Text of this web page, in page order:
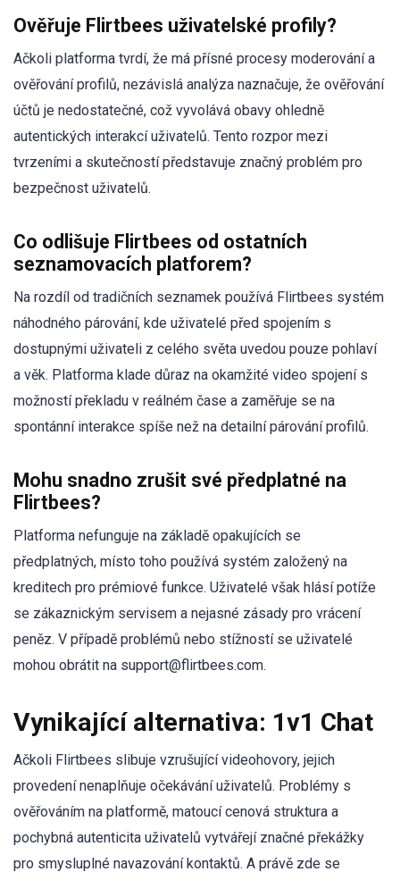
Ověřuje Flirtbees uživatelské profily?
Ačkoli platforma tvrdí, že má přísné procesy moderování a
ověřování profilů, nezávislá analýza naznačuje, že ověřování
účtů je nedostatečné, což vyvolává obavy ohledně
autentických interakcí uživatelů. Tento rozpor mezi
tvrzeními a skutečností představuje značný problém pro
bezpečnost uživatelů.
Co odlišuje Flirtbees od ostatních
seznamovacích platforem?
Na rozdíl od tradičních seznamek používá Flirtbees systém
náhodného párování, kde uživatelé před spojením s
dostupnými uživateli z celého světa uvedou pouze pohlaví
a věk. Platforma klade důraz na okamžité video spojení s
možností překladu v reálném čase a zaměřuje se na
spontánní interakce spíše než na detailní párování profilů.
Mohu snadno zrušit své předplatné na
Flirtbees?
Platforma nefunguje na základě opakujících se
předplatných, místo toho používá systém založený na
kreditech pro prémiové funkce. Uživatelé však hlásí potíže
se zákaznickým servisem a nejasné zásady pro vrácení
peněz. V případě problémů nebo stížností se uživatelé
mohou obrátit na support@flirtbees.com.
Vynikající alternativa: 1v1 Chat
Ačkoli Flirtbees slibuje vzrušující videohovory, jejich
provedení nenaplňuje očekávání uživatelů. Problémy s
ověřováním na platformě, matoucí cenová struktura a
pochybná autenticita uživatelů vytvářejí značné překážky
pro smysluplné navazování kontaktů. A právě zde se